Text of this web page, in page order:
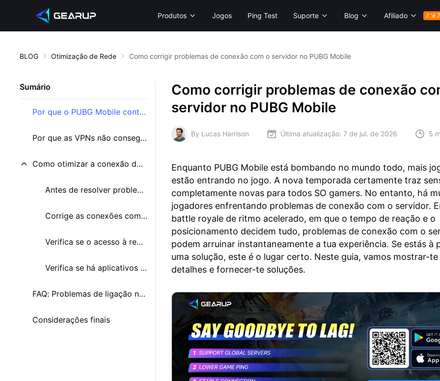
Produtos Jogos Ping Test Suporte Blog Afiliado Até
BLOG Otimização de Rede Como corrigir problemas de conexão com o servidor no PUBG Mobile
Sumário
Por que o PUBG Mobile continua desconectando?
Por que as VPNs não conseguem ajudar-te a conectar?
Como otimizar a conexão do PUBG Mobile?
Antes de resolver problemas, verifica primeiro estes pontos básicos
Corrige as conexões com o GearUP Mobile
Verifica se o acesso à rede do PUBG Mobile está restrito
Verifica se há aplicativos em segundo plano a usar a rede
FAQ: Problemas de ligação no PUBG Mobile
Considerações finais
Como corrigir problemas de conexão
servidor no PUBG Mobile
By Lucas Harrison Última atualização: 7 de jul. de 2026 5
Enquanto PUBG Mobile está bombando no mundo todo, mais
estão entrando no jogo. A nova temporada certamente traz
completamente novas para todos SO gamers. No entanto, há
jogadores enfrentando problemas de conexão com o servidor.
battle royale de ritmo acelerado, em que o tempo de reação e o
posicionamento decidem tudo, problemas de conexão com o
podem arruinar instantaneamente a tua experiência. Se estás à
uma solução, este é o lugar certo. Neste guia, vamos mostrar-te
detalhes e fornecer-te soluções.